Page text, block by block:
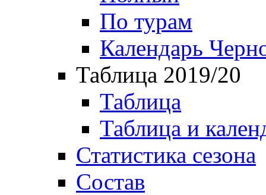
По турам
Календарь
Таблица 2019/20
Таблица
Таблица и
Статистика сезона
Состав